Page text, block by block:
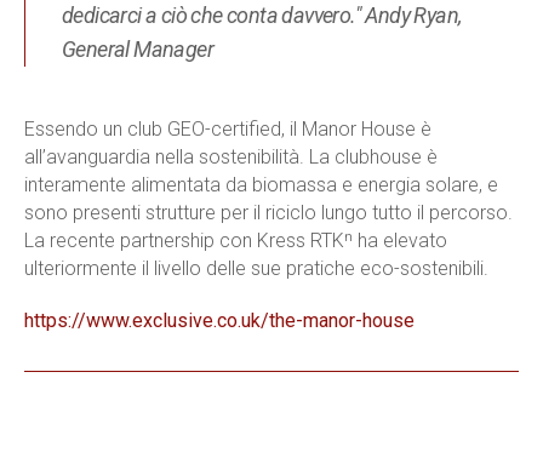
dedicarci a ciò che conta davvero." Andy Ryan,
General Manager
Essendo un club GEO-certified, il Manor House è
all’avanguardia nella sostenibilità. La clubhouse è
interamente alimentata da biomassa e energia solare, e
sono presenti strutture per il riciclo lungo tutto il percorso.
La recente partnership con Kress RTKⁿ ha elevato
ulteriormente il livello delle sue pratiche eco-sostenibili.
https://www.exclusive.co.uk/the-manor-house